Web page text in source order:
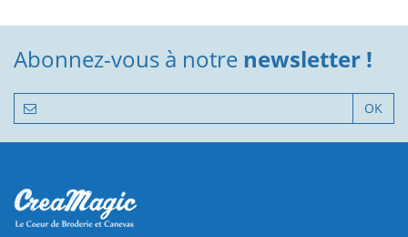
Abonnez-vous à notre newsletter !
OK